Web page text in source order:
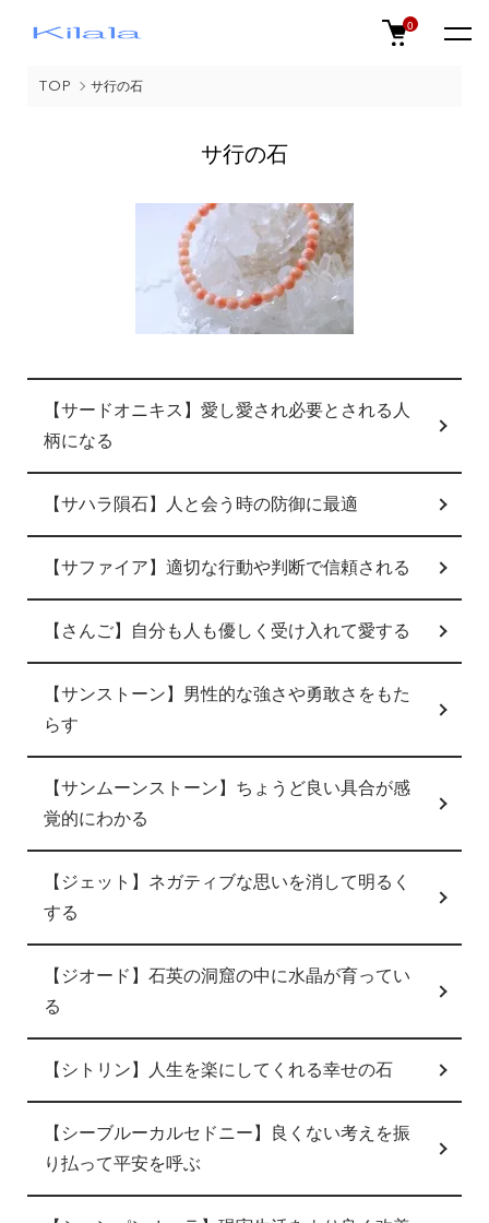
0
TOP サ行の石
サ行の石
グループ一覧
【サードオニキス】愛し愛され必要とされる人
柄になる
【サハラ隕石】人と会う時の防御に最適
【サファイア】適切な行動や判断で信頼される
【さんご】自分も人も優しく受け入れて愛する
【サンストーン】男性的な強さや勇敢さをもた
らす
【サンムーンストーン】ちょうど良い具合が感
覚的にわかる
【ジェット】ネガティブな思いを消して明るく
する
【ジオード】石英の洞窟の中に水晶が育ってい
る
【シトリン】人生を楽にしてくれる幸せの石
【シーブルーカルセドニー】良くない考えを振
り払って平安を呼ぶ